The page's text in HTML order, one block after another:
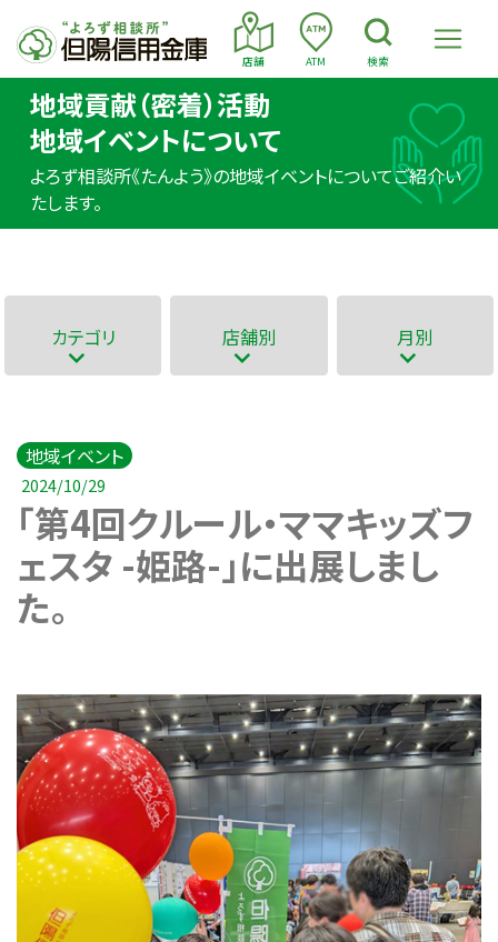
店舗 ATM 検索
地域貢献（密着）活動
地域イベントについて
よろず相談所《たんよう》の地域イベントについてご紹介い
たします。
カテゴリ 店舗別 月別
地域イベント
2024/10/29
「第4回クルール・ママキッズフ
ェスタ -姫路-」に出展しまし
た。